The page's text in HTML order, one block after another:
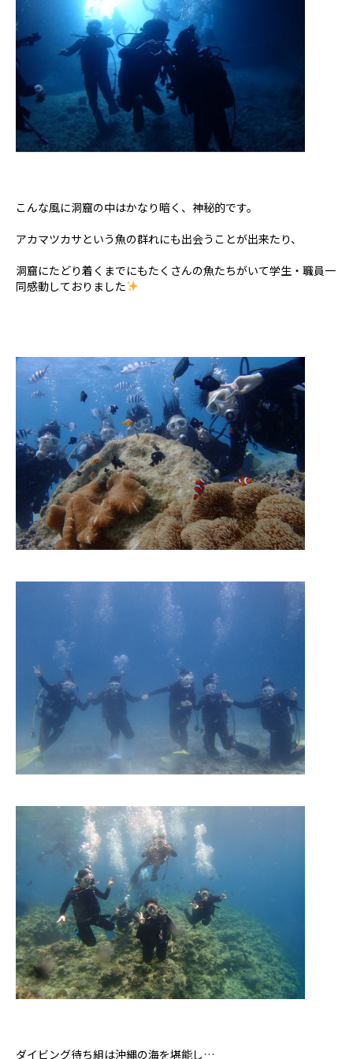
こんな風に洞窟の中はかなり暗く、神秘的です。
アカマツカサという魚の群れにも出会うことが出来たり、
洞窟にたどり着くまでにもたくさんの魚たちがいて学生・職員一
同感動しておりました
ダイビング待ち組は沖縄の海を堪能し…